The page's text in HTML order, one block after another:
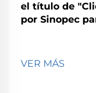
el título de
por Sinopec
VER MÁS